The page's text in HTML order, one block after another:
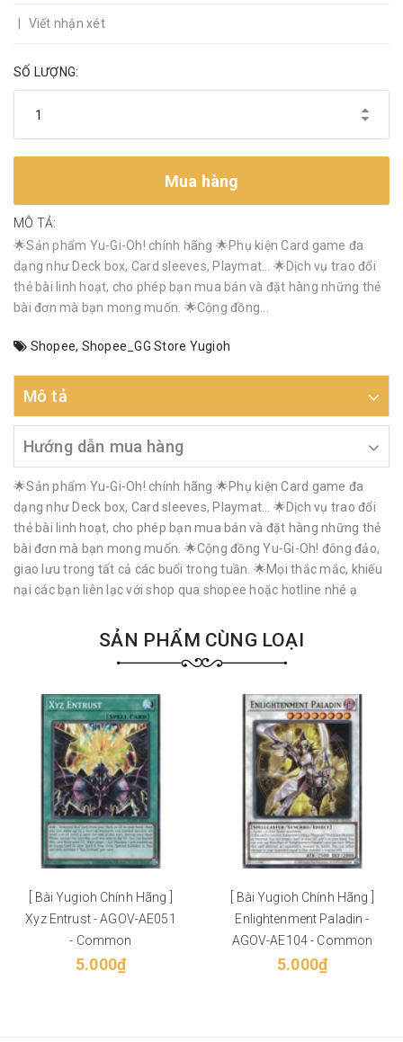
Viết nhận xét
SỐ LƯỢNG:
Mua hàng
MÔ TẢ:
🌟Sản phẩm Yu-Gi-Oh! chính hãng 🌟Phụ kiện Card game đa
dạng như Deck box, Card sleeves, Playmat… 🌟Dịch vụ trao đổi
thẻ bài linh hoạt, cho phép bạn mua bán và đặt hàng những thẻ
bài đơn mà bạn mong muốn. 🌟Cộng đồng...
Shopee, Shopee_GG Store Yugioh
Mô tả
Hướng dẫn mua hàng
🌟Sản phẩm Yu-Gi-Oh! chính hãng 🌟Phụ kiện Card game đa
dạng như Deck box, Card sleeves, Playmat… 🌟Dịch vụ trao đổi
thẻ bài linh hoạt, cho phép bạn mua bán và đặt hàng những thẻ
bài đơn mà bạn mong muốn. 🌟Cộng đồng Yu-Gi-Oh! đông đảo,
giao lưu trong tất cả các buổi trong tuần. 🌟Mọi thắc mắc, khiếu
nại các bạn liên lạc với shop qua shopee hoặc hotline nhé ạ
SẢN PHẨM CÙNG LOẠI
[ Bài Yugioh Chính Hãng ]
Xyz Entrust - AGOV-AE051
- Common
5.000₫
[ Bài Yugioh Chính Hãng ]
Enlightenment Paladin -
AGOV-AE104 - Common
5.000₫